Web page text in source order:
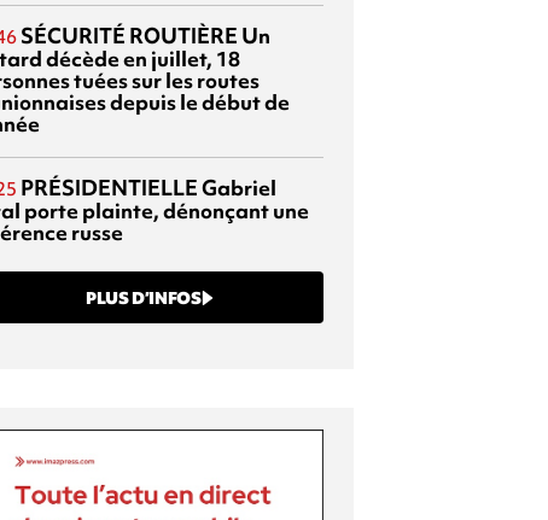
SÉCURITÉ ROUTIÈRE Un
décède en juillet, 18
tuées sur les routes
depuis le début de
PRÉSIDENTIELLEGabriel
porte plainte, dénonçant une
russe
PLUS D’INFOS